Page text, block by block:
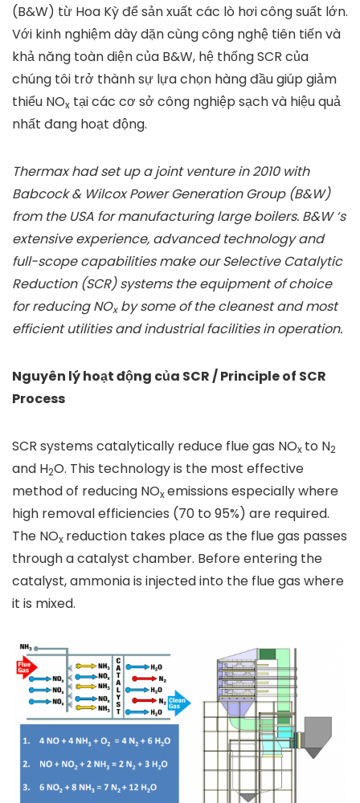
(B&W) từ Hoa Kỳ để sản xuất các lò hơi công suất lớn.
Với kinh nghiệm dày dặn cùng công nghệ tiên tiến và
khả năng toàn diện của B&W, hệ thống SCR của
chúng tôi trở thành sự lựa chọn hàng đầu giúp giảm
thiểu NOx tại các cơ sở công nghiệp sạch và hiệu quả
nhất đang hoạt động.
Thermax had set up a joint venture in 2010 with
Babcock & Wilcox Power Generation Group (B&W)
from the USA for manufacturing large boilers. B&W ‘s
extensive experience, advanced technology and
full-scope capabilities make our Selective Catalytic
Reduction (SCR) systems the equipment of choice
for reducing NOxby some of the cleanest and most
efficient utilities and industrial facilities in operation.
Nguyên lý hoạt động của SCR / Principle of SCR
Process
SCR systems catalytically reduce flue gas NOx to N2
and H2O. This technology is the most effective
method of reducing NOxemissions especially where
high removal efficiencies (70 to 95%) are required.
The NOx reduction takes place as the flue gas passes
through a catalyst chamber. Before entering the
catalyst, ammonia is injected into the flue gas where
it is mixed.